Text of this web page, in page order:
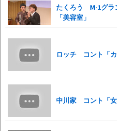
たくろう M-1グラ
「美容室」
ロッチ コント「カ
中川家 コント「女